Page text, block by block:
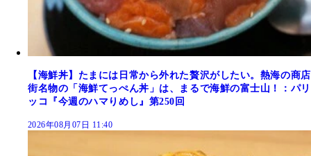
【海鮮丼】たまには日常から外れた贅沢がしたい。熱海の商店
街名物の「海鮮てっぺん丼」は、まるで海鮮の富士山！：パリ
ッコ『今週のハマりめし』第250回
2026年08月07日 11:40